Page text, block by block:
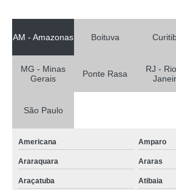
AM - Amazonas Boituva
MG - Minas
Gerais
Ponte Rasa
RJ -
São Paulo
Americana Amparo
Araraquara Araras
Araçatuba Atibaia